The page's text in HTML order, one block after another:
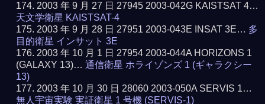
2003 年 9 月 27 日 27945 2003-042G KAISTSAT 4…
天文学衛星 KAISTSAT-4
2003 年 9 月 28 日 27951 2003-043E INSAT 3E… 多
目的衛星 インサット 3E
2003 年 10 月 1 日 27954 2003-044A HORIZONS 1
(GALAXY 13)…通信衛星 ホライゾンズ 1 (ギャラクシー
13)
2003 年 10 月 30 日 28060 2003-050A SERVIS 1…
無人宇宙実験 実証衛星 1 号機 (SERVIS-1)